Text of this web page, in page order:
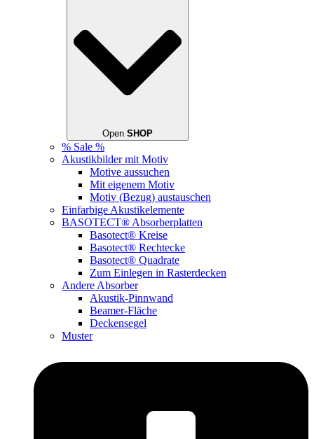
Open SHOP
% Sale %
Akustikbilder mit Motiv
Motive aussuchen
Mit eigenem Motiv
Motiv (Bezug) austauschen
Einfarbige Akustikelemente
BASOTECT® Absorberplatten
Basotect® Kreise
Basotect® Rechtecke
Basotect® Quadrate
Zum Einlegen in Rasterdecken
Andere Absorber
Akustik-Pinnwand
Beamer-Fläche
Deckensegel
Muster